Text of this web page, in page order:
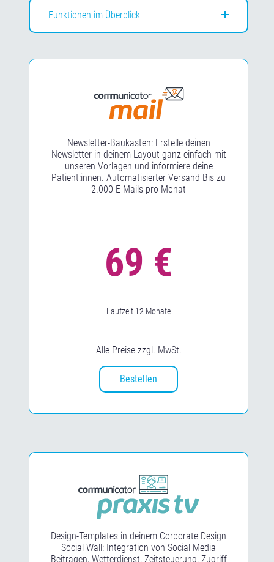
Funktionen im Überblick
Newsletter-Baukasten: Erstelle deinen
Newsletter in deinem Layout ganz einfach mit
unseren Vorlagen und informiere deine
Patient:innen. Automatisierter Versand Bis zu
2.000 E-Mails pro Monat
Laufzeit 12 Monate
Alle Preise zzgl. MwSt.
Bestellen
Hidden
Design-Templates in deinem Corporate Design
Social Wall: Integration von Social Media
Beiträgen, Wetterdienst, Zeitsteuerung, Zugriff